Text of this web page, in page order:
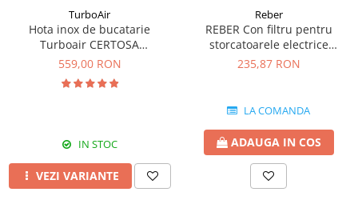
TurboAir
Hota inox de bucatarie
Turboair CERTOSA
AN/A/60/PB culoare neagra
559,00 RON
IN STOC
VEZI VARIANTE
Reber
REBER Con filtru pentru
storcatoarele electrice
9000NPSP, 9000N 9004N (1.1
235,87 RON
LA COMANDA
ADAUGA IN COS